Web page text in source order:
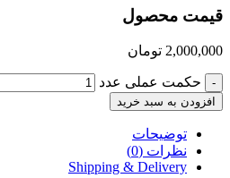
قیمت محصول
2,000,000 تومان
- حکمت عملی عدد
افزودن به سبد خرید
توضیحات
نظرات (0)
Shipping & Delivery